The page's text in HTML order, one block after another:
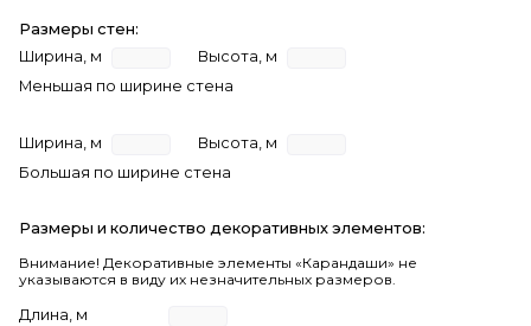
Размеры стен:
Ширина, м
Высота, м
Меньшая по ширине стена
Ширина, м
Высота, м
Большая по ширине стена
Размеры и количество декоративных элементов:
Внимание! Декоративные элементы «Карандаши» не
указываются в виду их незначительных размеров.
Длина, м